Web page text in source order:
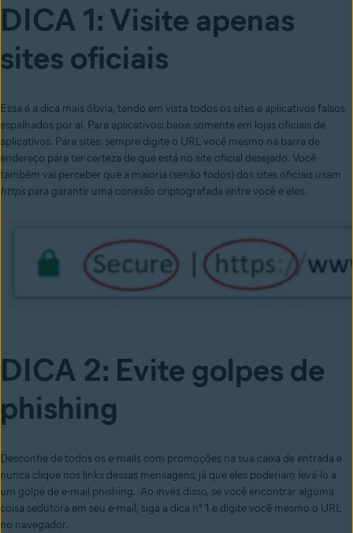
DICA 1: Visite apenas
sites oficiais
Essa é a dica mais óbvia, tendo em vista todos os sites e aplicativos falsos
espalhados por aí. Para aplicativos: baixe somente em lojas oficiais de
aplicativos. Para sites: sempre digite o URL você mesmo na barra de
endereço para ter certeza de que está no site oficial desejado. Você
também vai perceber que a maioria (senão todos) dos sites oficiais usam
httpspara garantir uma conexão criptografada entre você e eles.
DICA 2: Evite golpes de
phishing
Desconfie de todos os e-mails com promoções na sua caixa de entrada e
nunca clique nos links dessas mensagens, já que eles poderiam levá-lo a
um golpe de e-mail phishing. Ao invés disso, se você encontrar alguma
coisa sedutora em seu e-mail, siga a dica n° 1 e digite você mesmo o URL
no navegador.